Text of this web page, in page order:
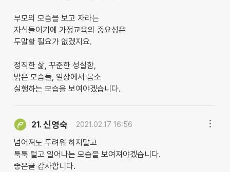
부모의 모습을 보고 자라는
자식들이기에 가정교육의 중요성은
두말할 필요가 없겠지요.
정직한 삶, 꾸준한 성실함,
밝은 모습들, 일상에서 몸소
실행하는 모습을 보여야겠습니다.
21.신영숙 2021.02.17 16:56
넘어져도 두려워 하지말고
툭툭 털고 일어나는 모습을 보여져야겠습니다.
좋은글 감사합니다.